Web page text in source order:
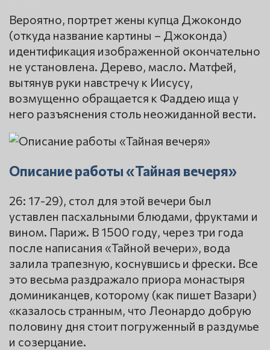
Вероятно, портрет жены купца Джокондо
(откуда название картины – Джоконда)
идентификация изображенной окончательно
не установлена. Дерево, масло. Матфей,
вытянув руки навстречу к Иисусу,
возмущенно обращается к Фаддею ища у
него разъяснения столь неожиданной вести.
Описание работы «Тайная вечеря»
26: 17-29), стол для этой вечери был
уставлен пасхальными блюдами, фруктами и
вином. Париж. В 1500 году, через три года
после написания «Тайной вечери», вода
залила трапезную, коснувшись и фрески. Все
это весьма раздражало приора монастыря
доминиканцев, которому (как пишет Вазари)
«казалось странным, что Леонардо добрую
половину дня стоит погруженный в раздумье
и созерцание.